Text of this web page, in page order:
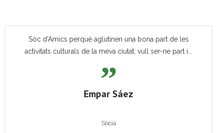
Sóc d'Amics perquè aglutinen una bona part de les
activitats culturals de la meva ciutat; vull ser-ne part i...
Empar Sáez
Sòcia